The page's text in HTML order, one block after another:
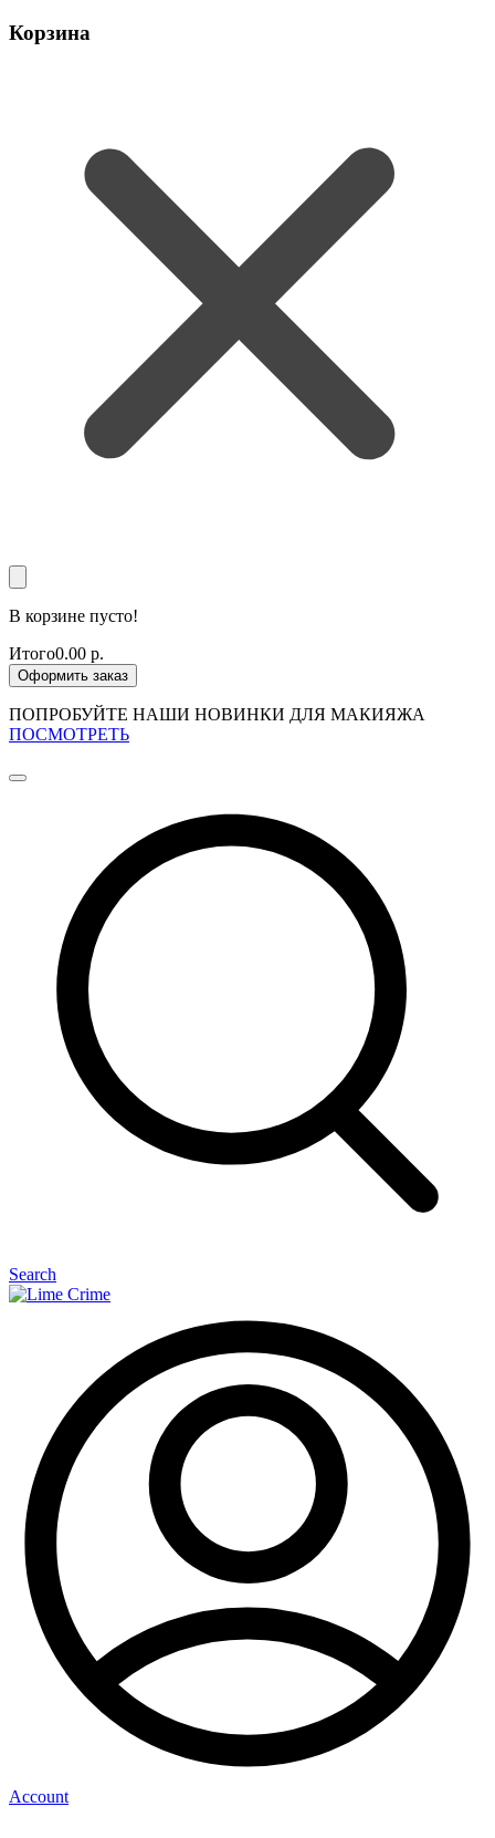
Корзина
В корзине пусто!
Итого0.00 р.
Оформить заказ
ПОПРОБУЙТЕ НАШИ НОВИНКИ ДЛЯ МАКИЯЖА
ПОСМОТРЕТЬ
Search
Account